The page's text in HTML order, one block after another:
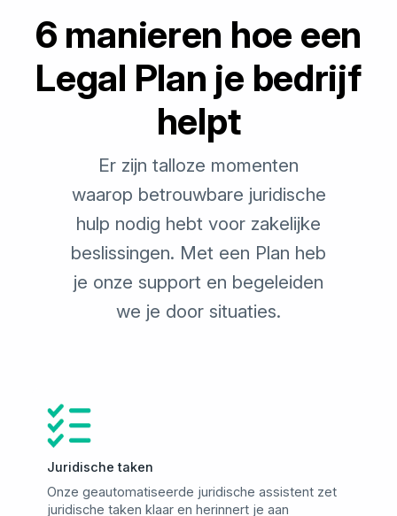
6 manieren hoe een
Legal Plan je bedrijf
helpt
Er zijn talloze momenten
waarop betrouwbare juridische
hulp nodig hebt voor zakelijke
beslissingen. Met een Plan heb
je onze support en begeleiden
we je door situaties.
Juridische taken
Onze geautomatiseerde juridische assistent zet
juridische taken klaar en herinnert je aan